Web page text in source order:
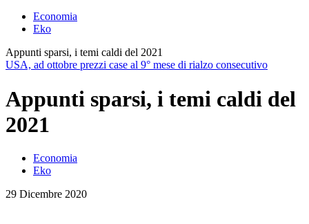
Economia
Eko
Appunti sparsi, i temi caldi del 2021
USA, ad ottobre prezzi case al 9° mese di rialzo consecutivo
Appunti sparsi, i temi caldi del
2021
Economia
Eko
29 Dicembre 2020